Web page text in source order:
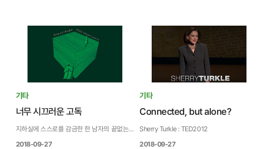
기타
너무 시끄러운 고독
지하실에 스스로를 감금한 한 남자의 끝없는 노동과 고뇌
2018-09-27
기타
Connected, but alone?
Sherry Turkle : TED2012
2018-09-27